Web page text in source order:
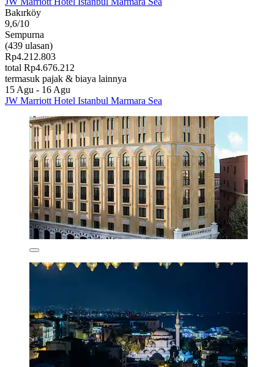
Bakırköy
9,6/10
Sempurna
(439 ulasan)
Rp4.212.803
total Rp4.676.212
termasuk pajak & biaya lainnya
15 Agu - 16 Agu
JW Marriott Hotel Istanbul Marmara Sea